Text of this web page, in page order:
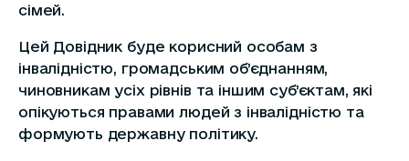
сімей.
Цей Довідник буде корисний особам з
інвалідністю, громадським об’єднанням,
чиновникам усіх рівнів та іншим суб’єктам, які
опікуються правами людей з інвалідністю та
формують державну політику.